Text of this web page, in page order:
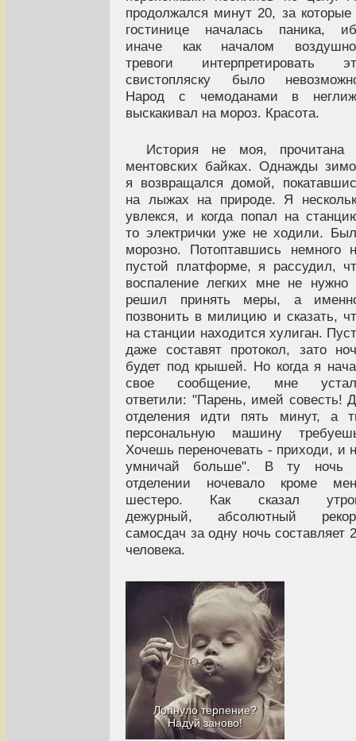
продолжался минут 20, за которые
гостинице началась паника,
иначе как началом
тревоги интерпретировать
свистопляску было
Народ с чемоданами в
выскакивал на мороз. Красота.
История не моя, прочитана
ментовских байках. Однажды
я возвращался домой,
на лыжах на природе. Я
увлекся, и когда попал на
то электрички уже не ходили.
морозно. Потоптавшись немного
пустой платформе, я рассудил,
воспаление легких мне не нужно
решил принять меры, а
позвонить в милицию и сказать,
на станции находится хулиган.
даже составят протокол, зато
будет под крышей. Но когда я
свое сообщение, мне
ответили: "Парень, имей совесть!
отделения идти пять минут, а
персональную машину
Хочешь переночевать - приходи, и
умничай больше". В ту ночь
отделении ночевало кроме
шестеро. Как сказал
дежурный, абсолютный
самосдач за одну ночь составляет
человека.
Лопнуло терпение?
Надуй заново!